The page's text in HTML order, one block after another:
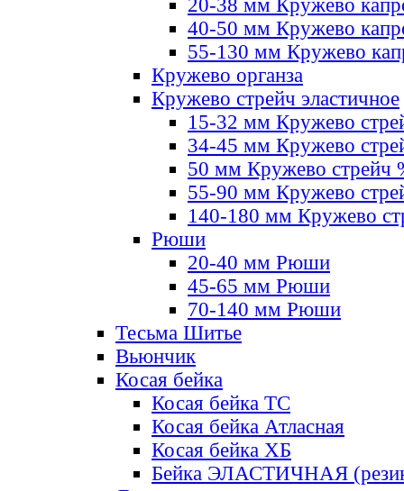
20-38 мм Кружево
40-50 мм Кружево
55-130 мм Кружево
Кружево органза
Кружево стрейч эластичное
15-32 мм Кружево
34-45 мм Кружево
50 мм Кружево стрейч
55-90 мм Кружево
140-180 мм Кружево
Рюши
20-40 мм Рюши
45-65 мм Рюши
70-140 мм Рюши
Тесьма Шитье
Вьюнчик
Косая бейка
Косая бейка ТС
Косая бейка Атласная
Косая бейка ХБ
Бейка ЭЛАСТИЧНАЯ